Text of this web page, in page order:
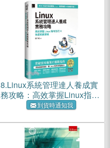
8.Linux系統管理達人養成實
務攻略：高效掌握Linux指令
技巧×快速部署環境
到貨時通知我